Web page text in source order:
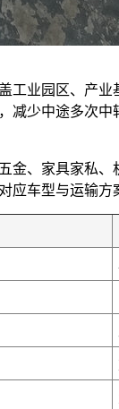
业园区、产
减少中途多次
、家具家私
车型与运输方